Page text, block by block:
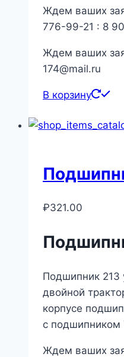
Ждем ваших
776-99-21 : 8
Ждем ваших
174@mail.ru
В корзину
₽321.00
Подшипник 213
двойной
корпусе
с подшипником
Ждем ваших